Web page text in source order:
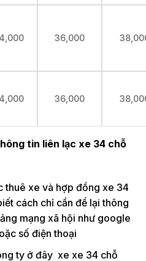
36,000
36,000
tin liên lạc xe 34 chỗ
thuê xe và hợp đồng xe 34
cách chỉ cần để lại thông
mạng xã hội như google
số điện thoại
ty ở đây xe xe 34 chỗ